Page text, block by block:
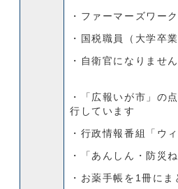
・ファーマーズワー
・国税職員（大学卒業
・自衛官になりませ
・「広報いが市」の
行しています
・行政情報番組「ウ
・「あんしん・防災ね
・お薬手帳を1冊にま